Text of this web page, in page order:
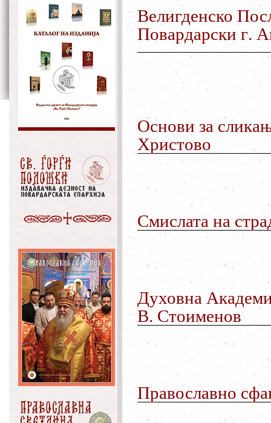
Велигденско
Повардарски г.
Основи за
Христово
Смислата на
Духовна
В. Стоименов
Православно